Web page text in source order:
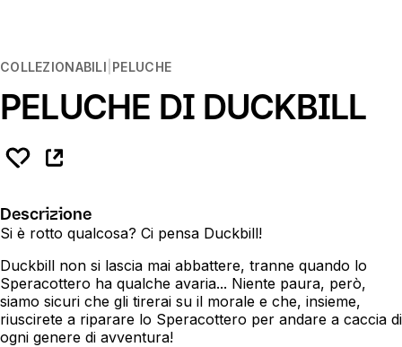
COLLEZIONABILI PELUCHE
PELUCHE DI DUCKBILL
Descrizione
Si è rotto qualcosa? Ci pensa Duckbill!
Duckbill non si lascia mai abbattere, tranne quando lo
Speracottero ha qualche avaria... Niente paura, però,
siamo sicuri che gli tirerai su il morale e che, insieme,
riuscirete a riparare lo Speracottero per andare a caccia di
ogni genere di avventura!